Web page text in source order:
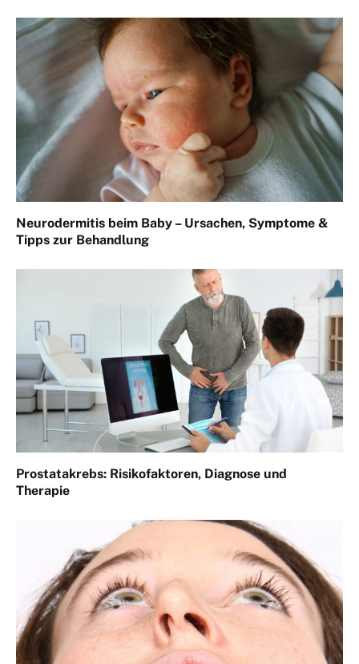
Neurodermitis beim Baby – Ursachen, Symptome &
Tipps zur Behandlung
Prostatakrebs: Risikofaktoren, Diagnose und
Therapie